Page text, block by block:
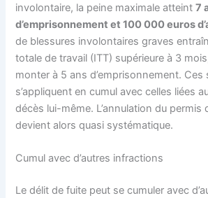
involontaire, la peine maximale atteint7
d’emprisonnement et 100 000 euros
de blessures involontaires graves
totale de travail (ITT) supérieure à 3
monter à 5 ans d’emprisonnement. Ces
s’appliquent en cumul avec celles liées
décès lui-même. L’annulation du permis
devient alors quasi systématique.
Cumul avec d’autres infractions
Le délit de fuite peut se cumuler avec